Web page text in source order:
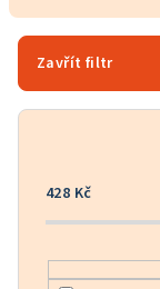
r
o
Zavřít filtr
428 Kč